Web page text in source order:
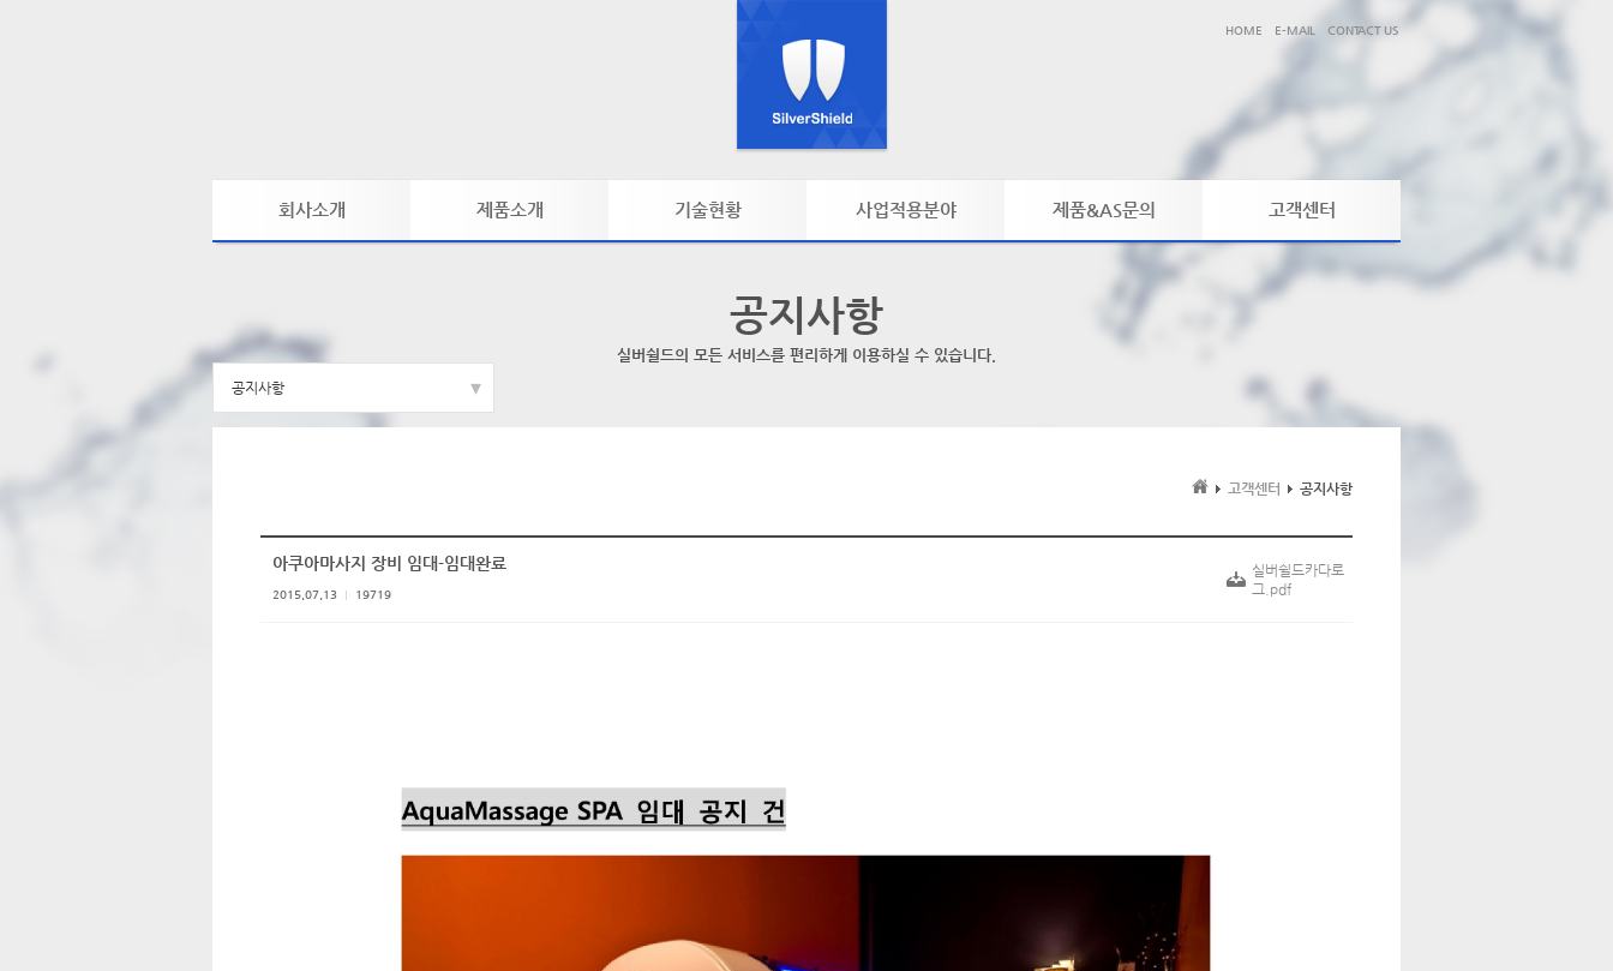
HOME E-MAIL CONTACT US
회사소개
주요거래처
찾아오시는길
제품소개 기술현황
아쿠아마사지
사업적용분야
스파/피부관리실
피트니스/헬스클럽
메디컬/재활
제품&AS문의 고객센터
공지사항
제품동영상
공지사항
실버쉴드의 모든 서비스를 편리하게 이용하실 수 있습니다.
공지사항 ▾
고객센터 공지사항
아쿠아마사지 장비 임대-임대완료
2015.07.13 19719
실버쉴드카다로
그.pdf